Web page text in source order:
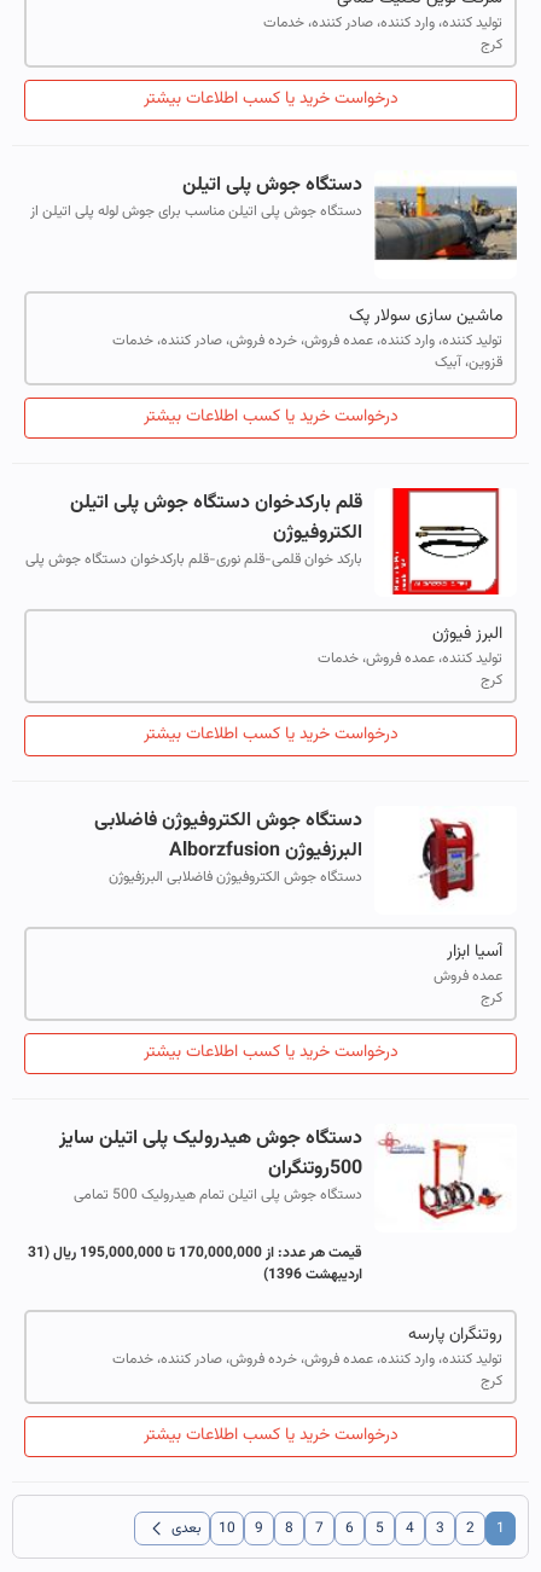
تولید کننده، وارد کننده، صادر کننده، خدمات
کرج
درخواست خرید یا کسب اطلاعات بیشتر
دستگاه جوش پلی اتیلن
دستگاه جوش پلی اتیلن مناسب برای جوش لوله پلی اتیلن از
ماشین سازی سولار پک
تولید کننده، وارد کننده، عمده فروش، خرده فروش، صادر کننده، خدمات
قزوین، آبیک
درخواست خرید یا کسب اطلاعات بیشتر
قلم بارکدخوان دستگاه جوش پلی اتیلن
الکتروفیوژن
بارکد خوان قلمی-قلم نوری-قلم بارکدخوان دستگاه جوش پلی
البرز فیوژن
تولید کننده، عمده فروش، خدمات
کرج
درخواست خرید یا کسب اطلاعات بیشتر
دستگاه جوش الکتروفیوژن فاضلابی
البرزفیوژن Alborzfusion
دستگاه جوش الکتروفیوژن فاضلابی البرزفیوژن
آسیا ابزار
عمده فروش
کرج
درخواست خرید یا کسب اطلاعات بیشتر
دستگاه جوش هیدرولیک پلی اتیلن سایز
500روتنگران
دستگاه جوش پلی اتیلن تمام هیدرولیک 500 تمامی
قیمت هر عدد:از 170,000,000 تا 195,000,000 ریال
(31
اردیبهشت 1396)
روتنگران پارسه
تولید کننده، وارد کننده، عمده فروش، خرده فروش، صادر کننده، خدمات
کرج
درخواست خرید یا کسب اطلاعات بیشتر
1
2
3
4
5
6
7
8
9
10 بعدی chevron_left